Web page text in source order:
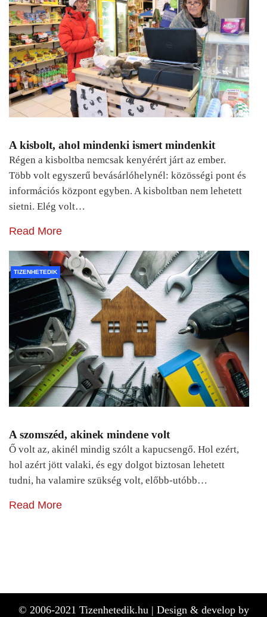
A kisbolt, ahol mindenki ismert mindenkit
Régen a kisboltba nemcsak kenyérért járt az ember.
Több volt egyszerű bevásárlóhelynél: közösségi pont és
információs központ egyben. A kisboltban nem lehetett
sietni. Elég volt…
Read More
TIZENHETEDIK
A szomszéd, akinek mindene volt
Ő volt az, akinél mindig szólt a kapucsengő. Hol ezért,
hol azért jött valaki, és egy dolgot biztosan lehetett
tudni, ha valamire szükség volt, előbb-utóbb…
Read More
© 2006-2021 Tizenhetedik.hu | Design & develop by